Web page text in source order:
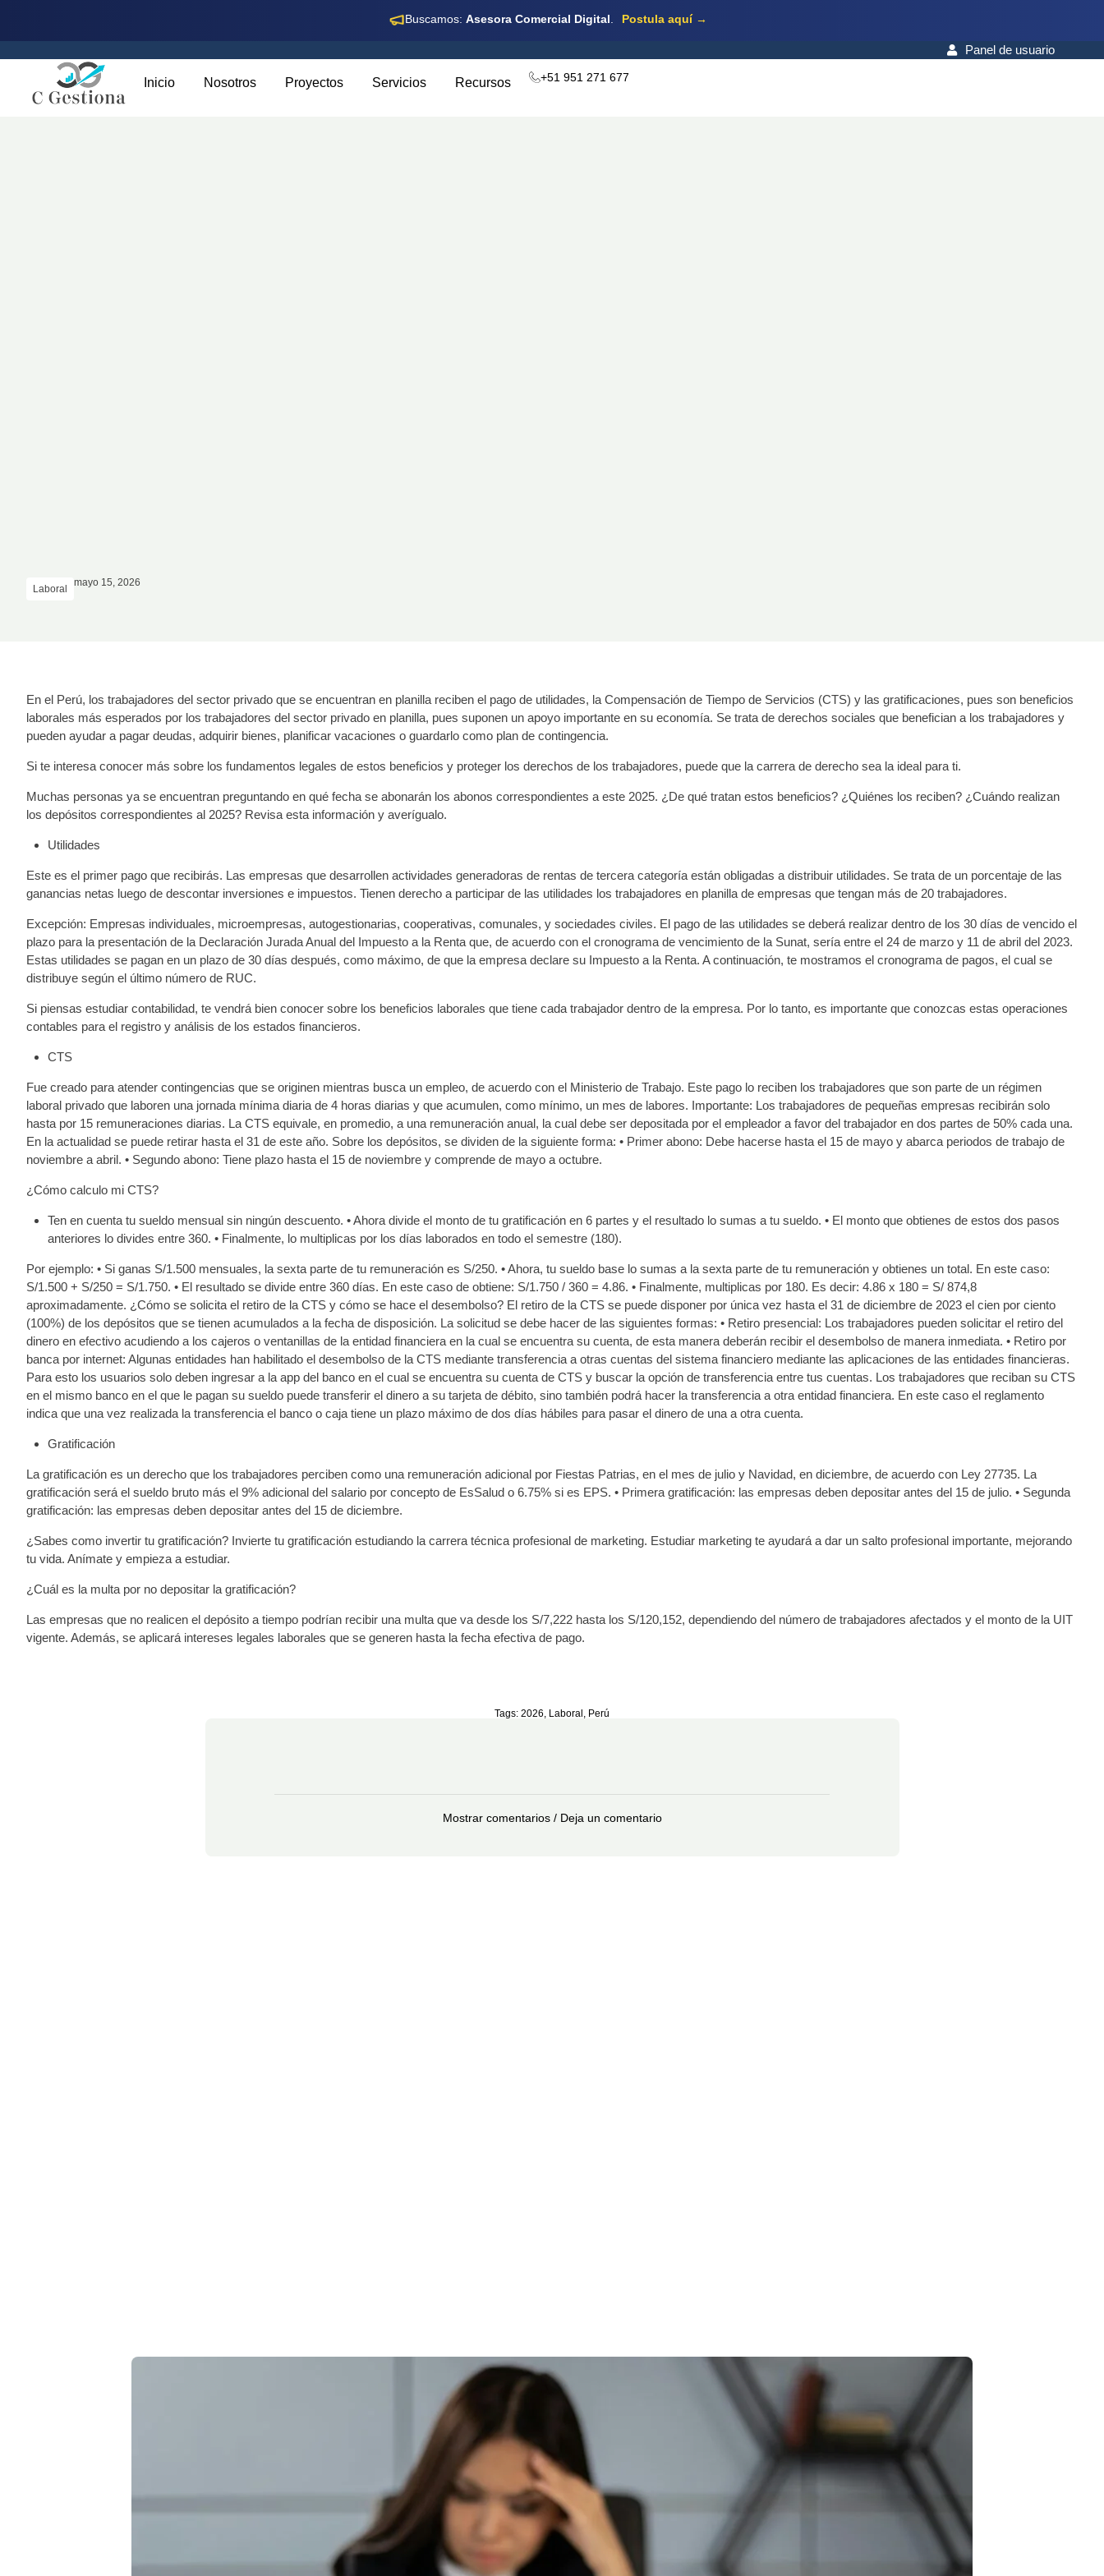
Buscamos: Asesora Comercial Digital Postula aquí →
Panel de usuario
Inicio Nosotros Proyectos Servicios Recursos +51 951 271 677
Laboral
mayo 15, 2026
En el Perú, los trabajadores del sector privado que se encuentran en planilla reciben el pago de utilidades, la Compensación de Tiempo de Servicios (CTS) y las gratificaciones, pues son beneficios
laborales más esperados por los trabajadores del sector privado en planilla, pues suponen un apoyo importante en su economía. Se trata de derechos sociales que benefician a los trabajadores y
pueden ayudar a pagar deudas, adquirir bienes, planificar vacaciones o guardarlo como plan de contingencia.
Si te interesa conocer más sobre los fundamentos legales de estos beneficios y proteger los derechos de los trabajadores, puede que la carrera de derecho sea la ideal para ti.
Muchas personas ya se encuentran preguntando en qué fecha se abonarán los abonos correspondientes a este 2025. ¿De qué tratan estos beneficios? ¿Quiénes los reciben? ¿Cuándo realizan
los depósitos correspondientes al 2025? Revisa esta información y averígualo.
Utilidades
Este es el primer pago que recibirás. Las empresas que desarrollen actividades generadoras de rentas de tercera categoría están obligadas a distribuir utilidades. Se trata de un porcentaje de las
ganancias netas luego de descontar inversiones e impuestos. Tienen derecho a participar de las utilidades los trabajadores en planilla de empresas que tengan más de 20 trabajadores.
Excepción: Empresas individuales, microempresas, autogestionarias, cooperativas, comunales, y sociedades civiles. El pago de las utilidades se deberá realizar dentro de los 30 días de vencido el
plazo para la presentación de la Declaración Jurada Anual del Impuesto a la Renta que, de acuerdo con el cronograma de vencimiento de la Sunat, sería entre el 24 de marzo y 11 de abril del 2023.
Estas utilidades se pagan en un plazo de 30 días después, como máximo, de que la empresa declare su Impuesto a la Renta. A continuación, te mostramos el cronograma de pagos, el cual se
distribuye según el último número de RUC.
Si piensas estudiar contabilidad, te vendrá bien conocer sobre los beneficios laborales que tiene cada trabajador dentro de la empresa. Por lo tanto, es importante que conozcas estas operaciones
contables para el registro y análisis de los estados financieros.
CTS
Fue creado para atender contingencias que se originen mientras busca un empleo, de acuerdo con el Ministerio de Trabajo. Este pago lo reciben los trabajadores que son parte de un régimen
laboral privado que laboren una jornada mínima diaria de 4 horas diarias y que acumulen, como mínimo, un mes de labores. Importante: Los trabajadores de pequeñas empresas recibirán solo
hasta por 15 remuneraciones diarias. La CTS equivale, en promedio, a una remuneración anual, la cual debe ser depositada por el empleador a favor del trabajador en dos partes de 50% cada una.
En la actualidad se puede retirar hasta el 31 de este año. Sobre los depósitos, se dividen de la siguiente forma: • Primer abono: Debe hacerse hasta el 15 de mayo y abarca periodos de trabajo de
noviembre a abril. • Segundo abono: Tiene plazo hasta el 15 de noviembre y comprende de mayo a octubre.
¿Cómo calculo mi CTS?
Ten en cuenta tu sueldo mensual sin ningún descuento. • Ahora divide el monto de tu gratificación en 6 partes y el resultado lo sumas a tu sueldo. • El monto que obtienes de estos dos pasos
anteriores lo divides entre 360. • Finalmente, lo multiplicas por los días laborados en todo el semestre (180).
Por ejemplo: • Si ganas S/1.500 mensuales, la sexta parte de tu remuneración es S/250. • Ahora, tu sueldo base lo sumas a la sexta parte de tu remuneración y obtienes un total. En este caso:
S/1.500 + S/250 = S/1.750. • El resultado se divide entre 360 días. En este caso de obtiene: S/1.750 / 360 = 4.86. • Finalmente, multiplicas por 180. Es decir: 4.86 x 180 = S/ 874,8
aproximadamente. ¿Cómo se solicita el retiro de la CTS y cómo se hace el desembolso? El retiro de la CTS se puede disponer por única vez hasta el 31 de diciembre de 2023 el cien por ciento
(100%) de los depósitos que se tienen acumulados a la fecha de disposición. La solicitud se debe hacer de las siguientes formas: • Retiro presencial: Los trabajadores pueden solicitar el retiro del
dinero en efectivo acudiendo a los cajeros o ventanillas de la entidad financiera en la cual se encuentra su cuenta, de esta manera deberán recibir el desembolso de manera inmediata. • Retiro por
banca por internet: Algunas entidades han habilitado el desembolso de la CTS mediante transferencia a otras cuentas del sistema financiero mediante las aplicaciones de las entidades financieras.
Para esto los usuarios solo deben ingresar a la app del banco en el cual se encuentra su cuenta de CTS y buscar la opción de transferencia entre tus cuentas. Los trabajadores que reciban su CTS
en el mismo banco en el que le pagan su sueldo puede transferir el dinero a su tarjeta de débito, sino también podrá hacer la transferencia a otra entidad financiera. En este caso el reglamento
indica que una vez realizada la transferencia el banco o caja tiene un plazo máximo de dos días hábiles para pasar el dinero de una a otra cuenta.
Gratificación
La gratificación es un derecho que los trabajadores perciben como una remuneración adicional por Fiestas Patrias, en el mes de julio y Navidad, en diciembre, de acuerdo con Ley 27735. La
gratificación será el sueldo bruto más el 9% adicional del salario por concepto de EsSalud o 6.75% si es EPS. • Primera gratificación: las empresas deben depositar antes del 15 de julio. • Segunda
gratificación: las empresas deben depositar antes del 15 de diciembre.
¿Sabes como invertir tu gratificación? Invierte tu gratificación estudiando la carrera técnica profesional de marketing. Estudiar marketing te ayudará a dar un salto profesional importante, mejorando
tu vida. Anímate y empieza a estudiar.
¿Cuál es la multa por no depositar la gratificación?
Las empresas que no realicen el depósito a tiempo podrían recibir una multa que va desde los S/7,222 hasta los S/120,152, dependiendo del número de trabajadores afectados y el monto de la UIT
vigente. Además, se aplicará intereses legales laborales que se generen hasta la fecha efectiva de pago.
Tags: 2026, Laboral , Perú
Mostrar comentarios / Deja un comentario